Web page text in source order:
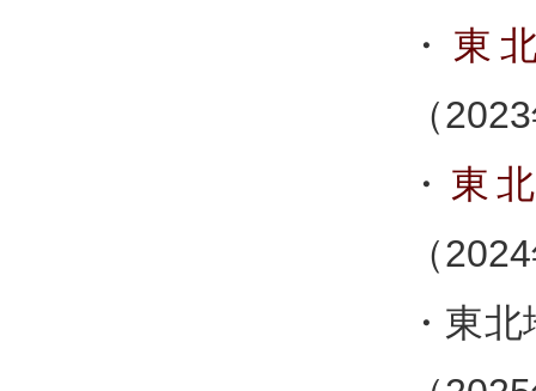
・ 東
（
・ 東
（
・東